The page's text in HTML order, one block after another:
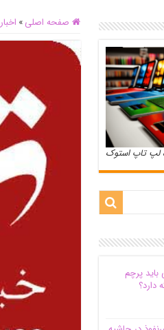
صفحه اصلی » اخبار
لپ تاپ استوک
پرچم
دارد؟